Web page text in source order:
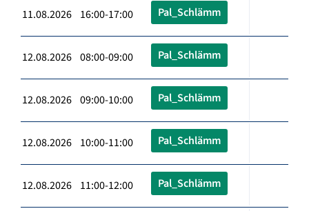
11.08.2026 16:00-17:00 Pal_Schlämm
12.08.2026 08:00-09:00 Pal_Schlämm
12.08.2026 09:00-10:00 Pal_Schlämm
12.08.2026 10:00-11:00 Pal_Schlämm
12.08.2026 11:00-12:00 Pal_Schlämm